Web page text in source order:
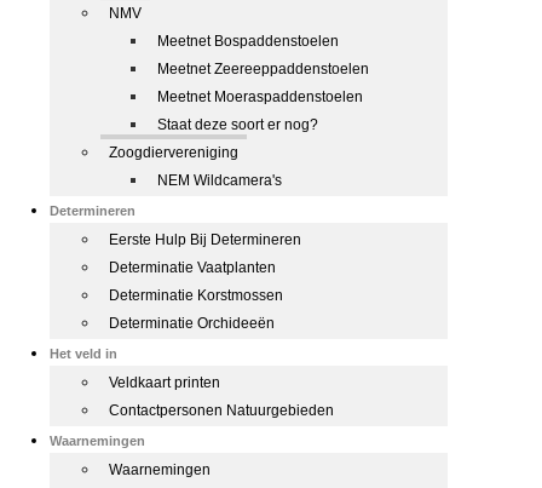
NMV
Meetnet Bospaddenstoelen
Meetnet Zeereeppaddenstoelen
Meetnet Moeraspaddenstoelen
Staat deze soort er nog?
Zoogdiervereniging
NEM Wildcamera's
Determineren
Eerste Hulp Bij Determineren
Determinatie Vaatplanten
Determinatie Korstmossen
Determinatie Orchideeën
Het veld in
Veldkaart printen
Contactpersonen Natuurgebieden
Waarnemingen
Waarnemingen